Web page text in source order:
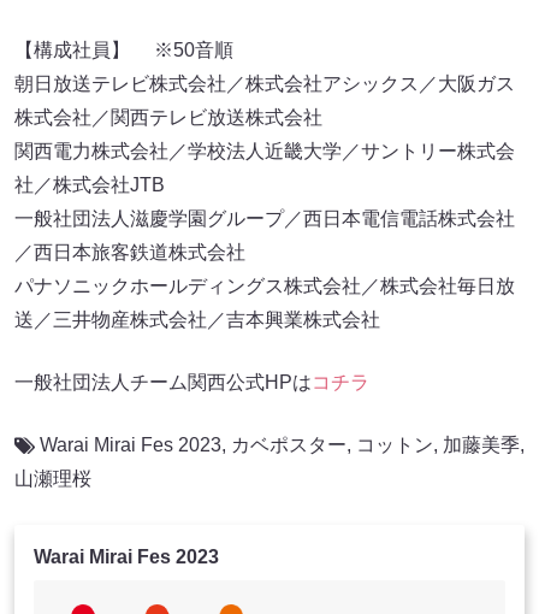
【構成社員】 ※50音順
朝日放送テレビ株式会社／株式会社アシックス／大阪ガス
株式会社／関西テレビ放送株式会社
関西電力株式会社／学校法人近畿大学／サントリー株式会
社／株式会社JTB
一般社団法人滋慶学園グループ／西日本電信電話株式会社
／西日本旅客鉄道株式会社
パナソニックホールディングス株式会社／株式会社毎日放
送／三井物産株式会社／吉本興業株式会社
一般社団法人チーム関西公式HPはコチラ
Warai Mirai Fes 2023, カベポスター, コットン, 加藤美季,
山瀬理桜
Warai Mirai Fes 2023